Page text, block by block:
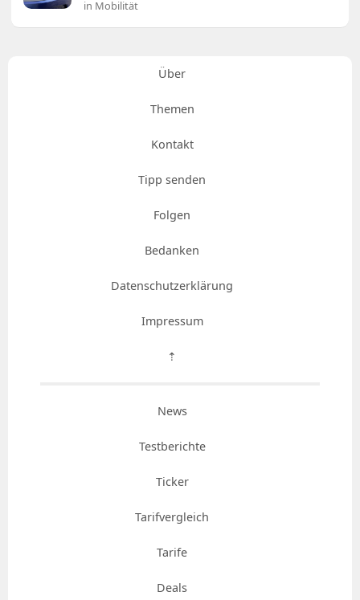
in Mobilität
Über
Themen
Kontakt
Tipp senden
Folgen
Bedanken
Datenschutzerklärung
Impressum
⇡
News
Testberichte
Ticker
Tarifvergleich
Tarife
Deals